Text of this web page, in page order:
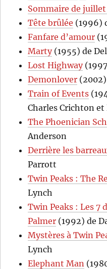
Sommaire de
Tête brûlée (1996)
Fanfare d’amour
Marty(1955) de
Lost Highway
Demonlover
Train of Events
Charles Crichton et
The Phoenician
Anderson
Derrière les
Parrott
Twin Peaks : The
Lynch
Twin Peaks : Les 7
Palmer (1992) de
Mystères à Twin
Lynch
Elephant Man